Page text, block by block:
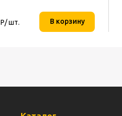
Р/ шт. В корзину